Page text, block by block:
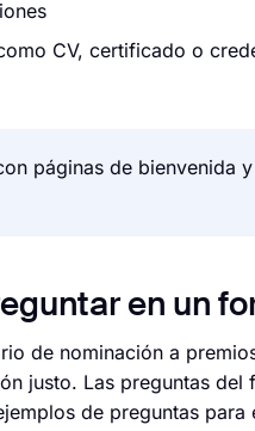
CV, certificado o
páginas de bienvenida
en un
de nominación a
justo. Las preguntas
de preguntas